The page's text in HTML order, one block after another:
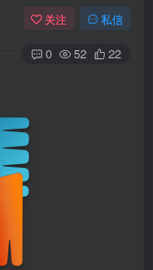
关注 私信
0 52 22